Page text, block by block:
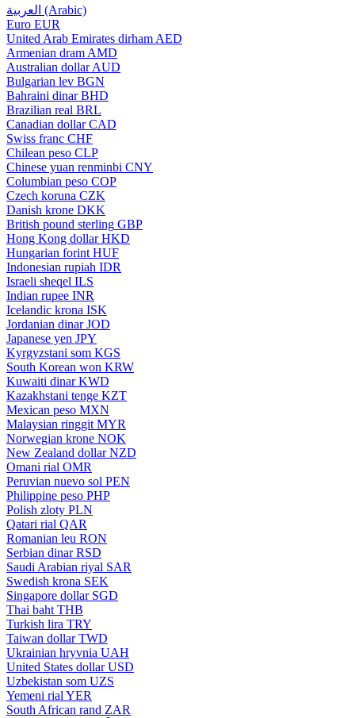
العربية (Arabic)
Euro EUR
United Arab Emirates dirham AED
Armenian dram AMD
Australian dollar AUD
Bulgarian lev BGN
Bahraini dinar BHD
Brazilian real BRL
Canadian dollar CAD
Swiss franc CHF
Chilean peso CLP
Chinese yuan renminbi CNY
Columbian peso COP
Czech koruna CZK
Danish krone DKK
British pound sterling GBP
Hong Kong dollar HKD
Hungarian forint HUF
Indonesian rupiah IDR
Israeli sheqel ILS
Indian rupee INR
Icelandic krona ISK
Jordanian dinar JOD
Japanese yen JPY
Kyrgyzstani som KGS
South Korean won KRW
Kuwaiti dinar KWD
Kazakhstani tenge KZT
Mexican peso MXN
Malaysian ringgit MYR
Norwegian krone NOK
New Zealand dollar NZD
Omani rial OMR
Peruvian nuevo sol PEN
Philippine peso PHP
Polish zloty PLN
Qatari rial QAR
Romanian leu RON
Serbian dinar RSD
Saudi Arabian riyal SAR
Swedish krona SEK
Singapore dollar SGD
Thai baht THB
Turkish lira TRY
Taiwan dollar TWD
Ukrainian hryvnia UAH
United States dollar USD
Uzbekistan som UZS
Yemeni rial YER
South African rand ZAR